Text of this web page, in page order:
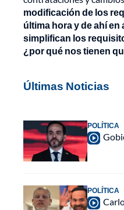
modificación de los
última hora y de ahí
simplifican los
¿por qué nos tienen
Últimas Noticias
POLÍTICA
POLÍTICA